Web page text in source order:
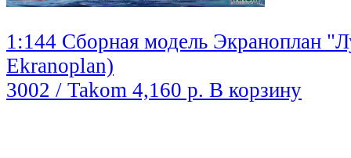
1:144 Сборная модель Экраноплан
Ekranoplan)
3002 / Takom 4,160 р. В корзину